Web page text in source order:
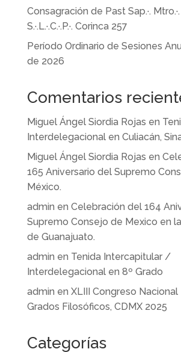
Consagración de Past Sap.·.
S.·.L.·.C.·.P.·. Corinca 257
Período Ordinario de Sesiones
de 2026
Comentarios
Miguel Ángel Siordia Rojas en
Interdelegacional en Culiacán,
Miguel Ángel Siordia Rojas en
165 Aniversario del Supremo
México.
admin en Celebración del 164
Supremo Consejo de Mexico en
de Guanajuato.
admin en Tenida Intercapitular /
Interdelegacional en 8º Grado
admin en XLIII Congreso
Grados Filosóficos, CDMX 2025
Categorías